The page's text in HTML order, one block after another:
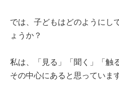
では、子どもはどのようにし
ょうか？
私は、「見る」「聞く」「触
その中心にあると思っています